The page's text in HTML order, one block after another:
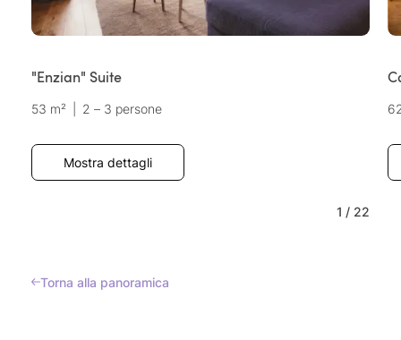
"Enzian" Suite
53 m² 2 – 3 persone
Mostra dettagli
1 / 22
Torna alla panoramica